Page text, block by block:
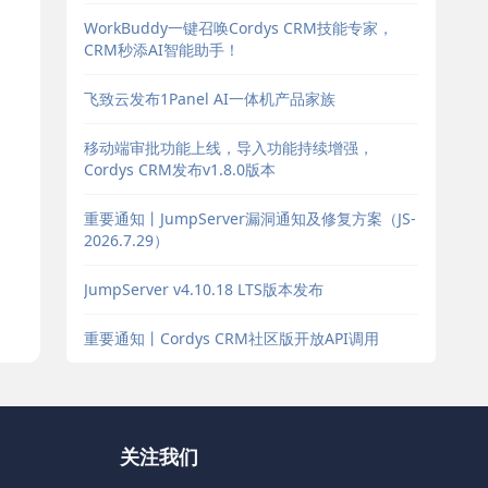
WorkBuddy一键召唤Cordys CRM技能专家，
CRM秒添AI智能助手！
飞致云发布1Panel AI一体机产品家族
移动端审批功能上线，导入功能持续增强，
Cordys CRM发布v1.8.0版本
重要通知丨JumpServer漏洞通知及修复方案（JS-
2026.7.29）
JumpServer v4.10.18 LTS版本发布
重要通知丨Cordys CRM社区版开放API调用
关注我们